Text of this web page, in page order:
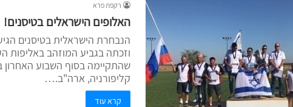
רקפת פרא
האלופים הישראלים בטיסנים!
הנבחרת הישראלית בטיסנים
וזכתה בגביע המוזהב באליפות
שהתקיימה בסוף השבוע האחרון
קליפורניה, ארה"ב.…
קרא עוד